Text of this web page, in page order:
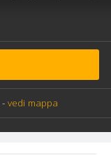
- vedi mappa